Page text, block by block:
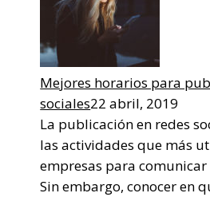
Mejores horarios para
sociales22 abril, 2019
La publicación en redes
las actividades que más
empresas para comunicar
Sin embargo, conocer en